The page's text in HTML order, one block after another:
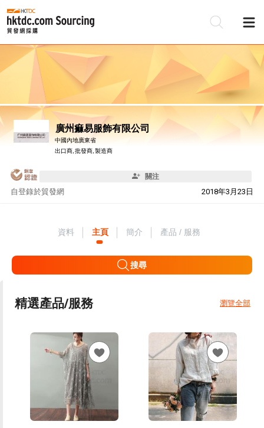
廣州痲易服飾有限公司
中國內地廣東省
出口商, 批發商, 製造商
關注
自 2018年3月23日
登錄於貿發網
資料 主頁 簡介 產品 / 服務
搜尋
精選產品/服務 瀏覽全部